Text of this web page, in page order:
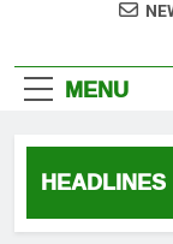
MENU
HEADLINES
తెలంగాణ